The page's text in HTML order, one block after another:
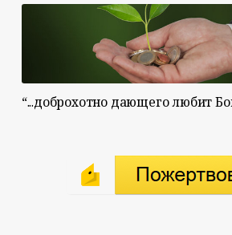
“...доброхотно дающего любит